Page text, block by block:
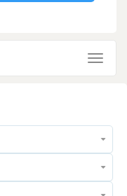
Toggle